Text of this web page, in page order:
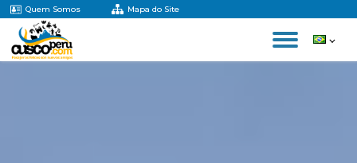
Quem Somos Mapa do Site